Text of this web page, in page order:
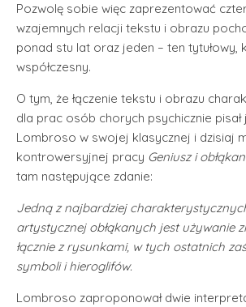
Pozwolę sobie więc zaprezentować
wzajemnych relacji tekstu i obrazu
ponad stu lat oraz jeden – ten
współczesny.
O tym, że łączenie tekstu i obrazu
dla prac osób chorych psychicznie pisał
Lombroso w swojej klasycznej i dzisiaj
kontrowersyjnej pracy Geniusz i
tam następujące zdanie:
Jedną z najbardziej
artystycznej obłąkanych jest używanie
łącznie z rysunkami, w tych ostatnich
symboli i hieroglifów.
Lombroso zaproponował dwie